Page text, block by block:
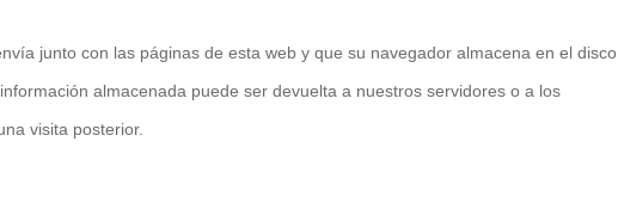
junto con las páginas de esta web y que su navegador almacena en el disco
almacenada puede ser devuelta a nuestros servidores o a los
visita posterior.